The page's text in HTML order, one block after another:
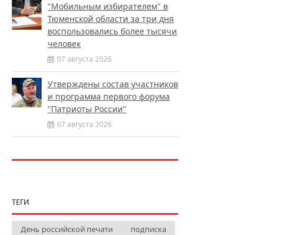
"Мобильным избирателем" в
Тюменской области за три дня
воспользовались более тысячи
человек
07 августа 2026
Утверждены состав участников
и программа первого форума
"Патриоты России"
07 августа 2026
ТЕГИ
День российской печати
подписка